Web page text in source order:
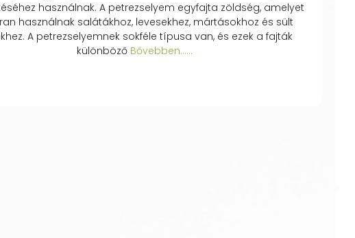
használnak. A petrezselyem egyfajta zöldség, amelyet
használnak salátákhoz, levesekhez, mártásokhoz és sült
A petrezselyemnek sokféle típusa van, és ezek a fajták
különbözőBővebben...…